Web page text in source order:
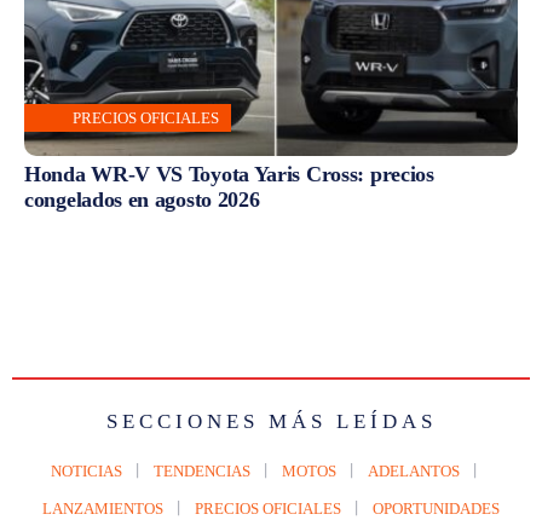
PRECIOS OFICIALES
Honda WR-V VS Toyota Yaris Cross: precios
congelados en agosto 2026
SECCIONES MÁS LEÍDAS
NOTICIAS TENDENCIAS MOTOS ADELANTOS
LANZAMIENTOS PRECIOS OFICIALES OPORTUNIDADES